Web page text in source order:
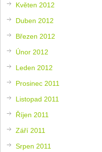
Květen 2012
Duben 2012
Březen 2012
Únor 2012
Leden 2012
Prosinec 2011
Listopad 2011
Říjen 2011
Září 2011
Srpen 2011